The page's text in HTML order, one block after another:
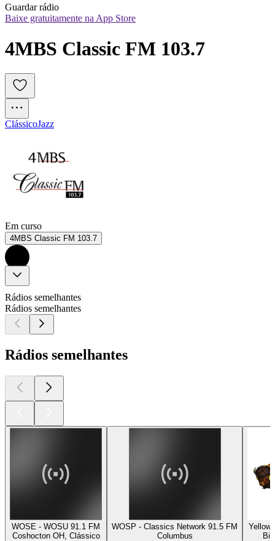
Guardar rádio
Baixe gratuitamente na App Store
4MBS Classic FM 103.7
ClássicoJazz
Em curso
4MBS Classic FM 103.7
Rádios semelhantes
Rádios semelhantes
Rádios semelhantes
WOSE - WOSU 91.1 FM
Coshocton OH, Clássico
WOSP - Classics Network 91.5 FM
Columbus